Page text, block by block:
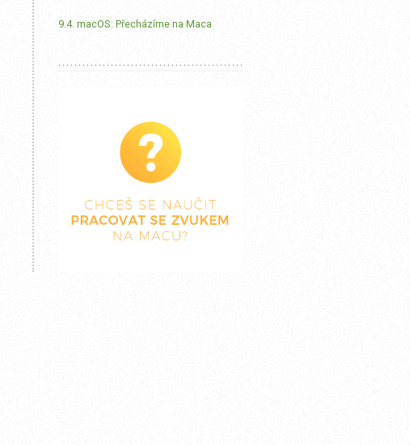
9.4. macOS: Přecházíme na Maca